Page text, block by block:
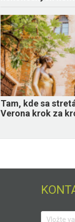
Tam, kde sa
Verona krok za